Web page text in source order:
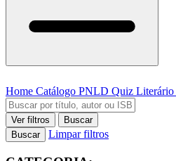
Home Catálogo PNLD Quiz Literário
Ver filtros
Buscar
Buscar
Limpar filtros